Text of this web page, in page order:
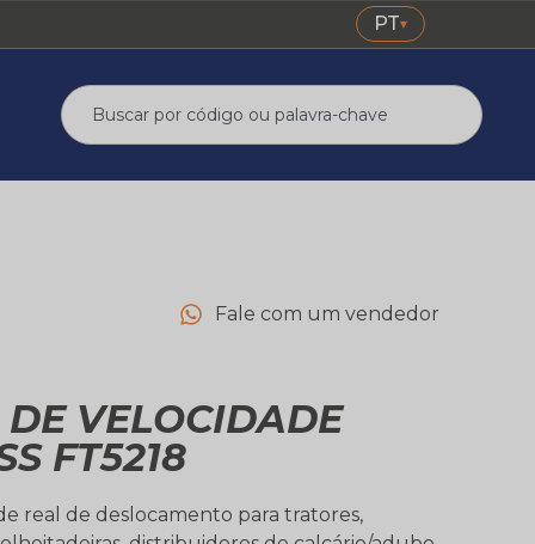
PT▾
Fale com um vendedor
DE VELOCIDADE
FT5218
real de deslocamento para tratores,